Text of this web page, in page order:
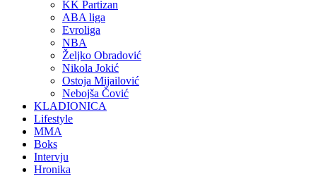
KK Partizan
ABA liga
Evroliga
NBA
Željko Obradović
Nikola Jokić
Ostoja Mijailović
Nebojša Čović
KLADIONICA
Lifestyle
MMA
Boks
Intervju
Hronika